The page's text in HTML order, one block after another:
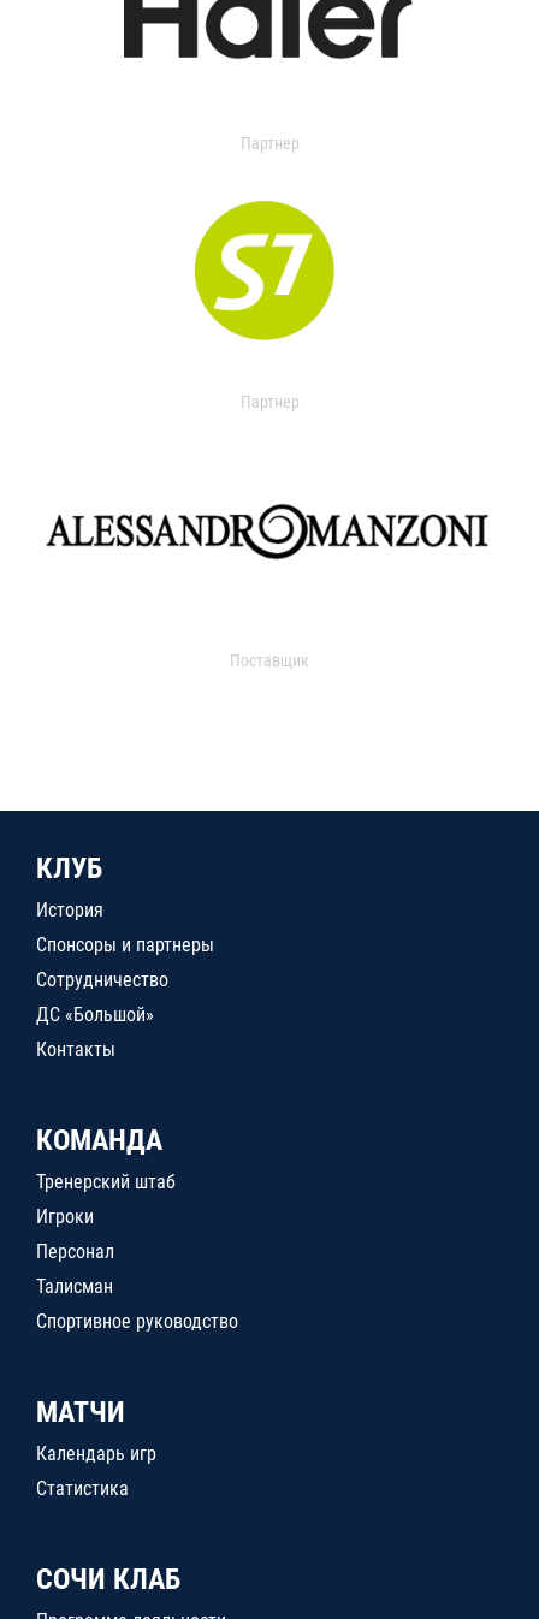
Партнер
Партнер
Поставщик
КЛУБ
История
Спонсоры и партнеры
Сотрудничество
ДС «Большой»
Контакты
КОМАНДА
Тренерский штаб
Игроки
Персонал
Талисман
Спортивное руководство
МАТЧИ
Календарь игр
Статистика
СОЧИ КЛАБ